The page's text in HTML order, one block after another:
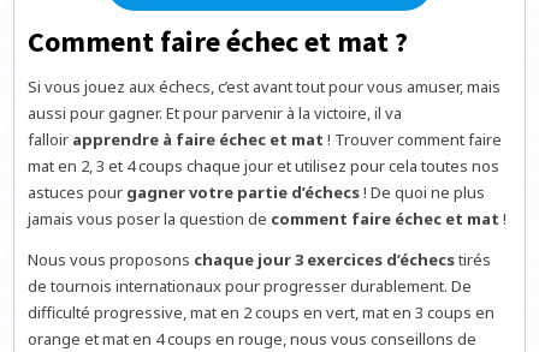
Comment faire échec et mat ?
Si vous jouez aux échecs, c’est avant tout pour vous amuser, mais
aussi pour gagner. Et pour parvenir à la victoire, il va
falloir apprendre à faire échec et mat ! Trouver comment faire
mat en 2, 3 et 4 coups chaque jour et utilisez pour cela toutes nos
astuces pour gagner votre partie d’échecs! De quoi ne plus
jamais vous poser la question de comment faire échec et mat !
Nous vous proposons chaque jour 3 exercices d’échecstirés
de tournois internationaux pour progresser durablement. De
difficulté progressive, mat en 2 coups en vert, mat en 3 coups en
orange et mat en 4 coups en rouge, nous vous conseillons de